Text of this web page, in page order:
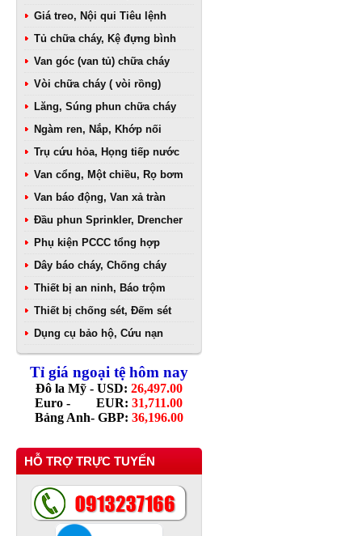
Giá treo, Nội qui Tiêu lệnh
Tủ chữa cháy, Kệ đựng bình
Van góc (van tủ) chữa cháy
Vòi chữa cháy ( vòi rồng)
Lăng, Súng phun chữa cháy
Ngàm ren, Nắp, Khớp nối
Trụ cứu hỏa, Họng tiếp nước
Van cổng, Một chiều, Rọ bơm
Van báo động, Van xả tràn
Đầu phun Sprinkler, Drencher
Phụ kiện PCCC tổng hợp
Dây báo cháy, Chống cháy
Thiết bị an ninh, Báo trộm
Thiết bị chống sét, Đếm sét
Dụng cụ bảo hộ, Cứu nạn
Tỉ giá ngoại tệ hôm nay
Đô la Mỹ - USD: 26,497.00
Euro - EUR: 31,711.00
Bảng Anh- GBP: 36,196.00
HỖ TRỢ TRỰC TUYẾN